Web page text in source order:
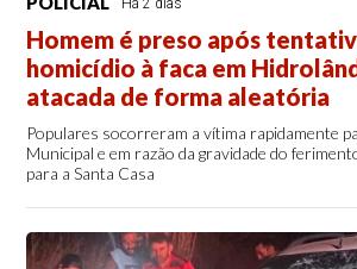
Há 2 dias
Homem é preso após
homicídio à faca em
atacada de forma aleatória
Populares socorreram a vítima rapidamente
Municipal e em razão da gravidade do
para a Santa Casa